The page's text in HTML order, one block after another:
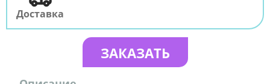
Доставка
ЗАКАЗАТЬ